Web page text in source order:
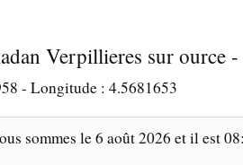
Verpillieres sur ource
- Longitude : 4.5681653
sommes le6 août 2026 et il est